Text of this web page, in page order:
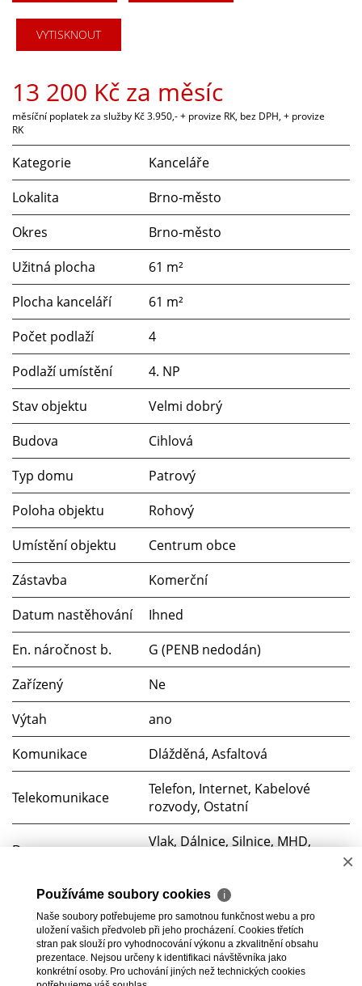
VYTISKNOUT
13 200 Kč za měsíc
měsíční poplatek za služby Kč 3.950,- + provize RK, bez DPH, + provize
RK
Kategorie
Kanceláře
Lokalita
Brno-město
Okres
Brno-město
Užitná plocha
61 m²
Plocha kanceláří
61 m²
Počet podlaží
4
Podlaží umístění
4. NP
Stav objektu
Velmi dobrý
Budova
Cihlová
Typ domu
Patrový
Poloha objektu
Rohový
Umístění objektu
Centrum obce
Zástavba
Komerční
Datum nastěhování
Ihned
En. náročnost b.
G (PENB nedodán)
Zařízený
Ne
Výtah
ano
Komunikace
Dlážděná, Asfaltová
Telekomunikace
Telefon, Internet, Kabelové
rozvody, Ostatní
Doprava
Vlak, Dálnice, Silnice, MHD,
Voda
Dálkový vodovod
Elektřina
230V
Odpad
Veřejná kanalizace
×
Používáme soubory cookies ℹ
Naše soubory potřebujeme pro samotnou funkčnost webu a pro
uložení vašich předvoleb při jeho procházení. Cookies třetích
stran pak slouží pro vyhodnocování výkonu a zkvalitnění obsahu
prezentace. Nejsou určeny k identifikaci návštěvníka jako
konkrétní osoby. Pro uchování jiných než technických cookies